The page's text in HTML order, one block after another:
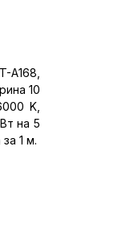
10
K,
на 5
1 м.